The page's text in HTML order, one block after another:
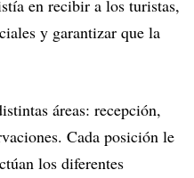
en recibir a los turistas,
y garantizar que la
áreas: recepción,
Cada posición le
los diferentes